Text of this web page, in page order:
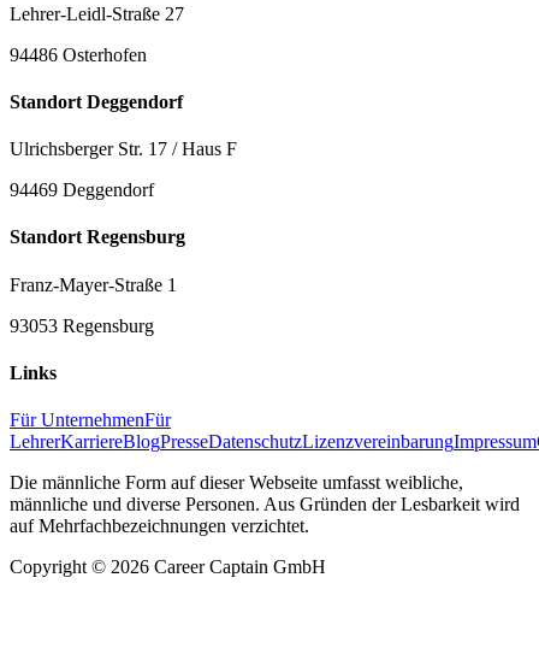
Lehrer-Leidl-Straße 27
94486 Osterhofen
Standort Deggendorf
Ulrichsberger Str. 17 / Haus F
94469 Deggendorf
Standort Regensburg
Franz-Mayer-Straße 1
93053 Regensburg
Links
Für UnternehmenFür
LehrerKarriereBlogPresseDatenschutzLizenzvereinbarungImpressum
Die männliche Form auf dieser Webseite umfasst weibliche,
männliche und diverse Personen. Aus Gründen der Lesbarkeit wird
auf Mehrfachbezeichnungen verzichtet.
Copyright © 2026 Career Captain GmbH